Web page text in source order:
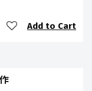
Add to Cart